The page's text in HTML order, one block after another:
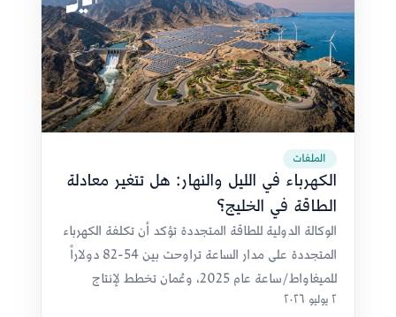
الملفات
الكهرباء في الليل والنهار: هل تتغير معادلة
الطاقة في الخليج؟
الوكالة الدولية للطاقة المتجددة تؤكد أن تكلفة الكهرباء
المتجددة على مدار الساعة تراوحت بين 54-82 دولاراً
للميغاواط/ساعة عام 2025، وعُمان تخطط لإنتاج
مليون طن هيدروجين أخضر بحلول 2030
٢ يوليو ٢٠٢٦